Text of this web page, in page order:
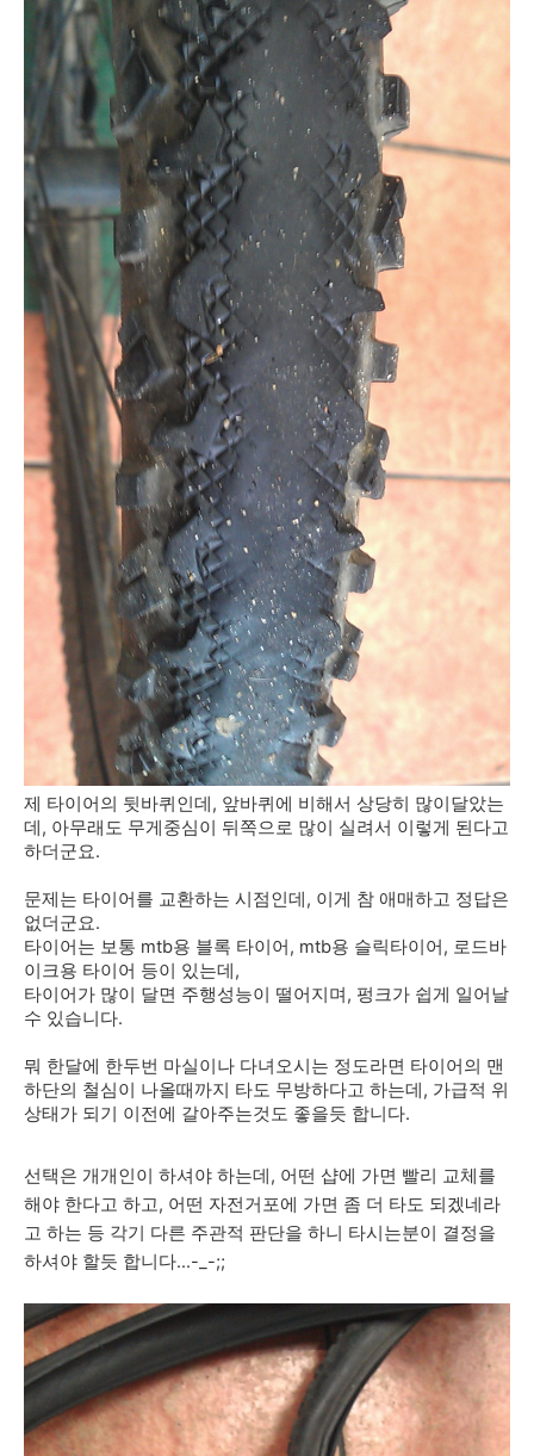
제 타이어의 뒷바퀴인데, 앞바퀴에 비해서 상당히 많이달았는
데, 아무래도 무게중심이 뒤쪽으로 많이 실려서 이렇게 된다고
하더군요.
문제는 타이어를 교환하는 시점인데, 이게 참 애매하고 정답은
없더군요.
타이어는 보통 mtb용 블록 타이어, mtb용 슬릭타이어, 로드바
이크용 타이어 등이 있는데,
타이어가 많이 달면 주행성능이 떨어지며, 펑크가 쉽게 일어날
수 있습니다.
뭐 한달에 한두번 마실이나 다녀오시는 정도라면 타이어의 맨
하단의 철심이 나올때까지 타도 무방하다고 하는데, 가급적 위
상태가 되기 이전에 갈아주는것도 좋을듯 합니다.
선택은 개개인이 하셔야 하는데, 어떤 샵에 가면 빨리 교체를
해야 한다고 하고, 어떤 자전거포에 가면 좀 더 타도 되겠네라
고 하는 등 각기 다른 주관적 판단을 하니 타시는분이 결정을
하셔야 할듯 합니다...-_-;;